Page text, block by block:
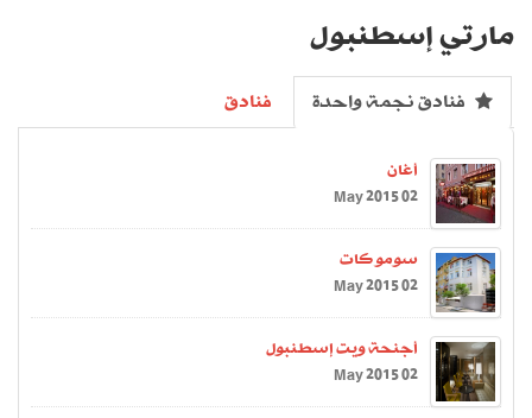
مارتي إسطنبول
فنادق نجمة واحدة فنادق
أغان
02 May 2015
سومو كات
02 May 2015
أجنحة ويت إسطنبول
02 May 2015